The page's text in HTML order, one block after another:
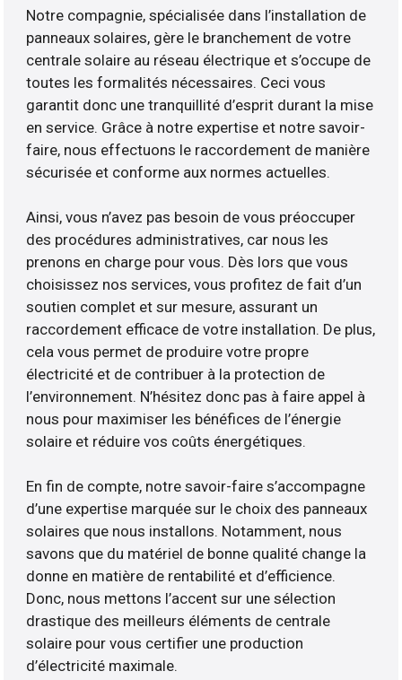
Notre compagnie, spécialisée dans l’installation de
panneaux solaires, gère le branchement de votre
centrale solaire au réseau électrique et s’occupe de
toutes les formalités nécessaires. Ceci vous
garantit donc une tranquillité d’esprit durant la mise
en service. Grâce à notre expertise et notre savoir-
faire, nous effectuons le raccordement de manière
sécurisée et conforme aux normes actuelles.
Ainsi, vous n’avez pas besoin de vous préoccuper
des procédures administratives, car nous les
prenons en charge pour vous. Dès lors que vous
choisissez nos services, vous profitez de fait d’un
soutien complet et sur mesure, assurant un
raccordement efficace de votre installation. De plus,
cela vous permet de produire votre propre
électricité et de contribuer à la protection de
l’environnement. N’hésitez donc pas à faire appel à
nous pour maximiser les bénéfices de l’énergie
solaire et réduire vos coûts énergétiques.
En fin de compte, notre savoir-faire s’accompagne
d’une expertise marquée sur le choix des panneaux
solaires que nous installons. Notamment, nous
savons que du matériel de bonne qualité change la
donne en matière de rentabilité et d’efficience.
Donc, nous mettons l’accent sur une sélection
drastique des meilleurs éléments de centrale
solaire pour vous certifier une production
d’électricité maximale.